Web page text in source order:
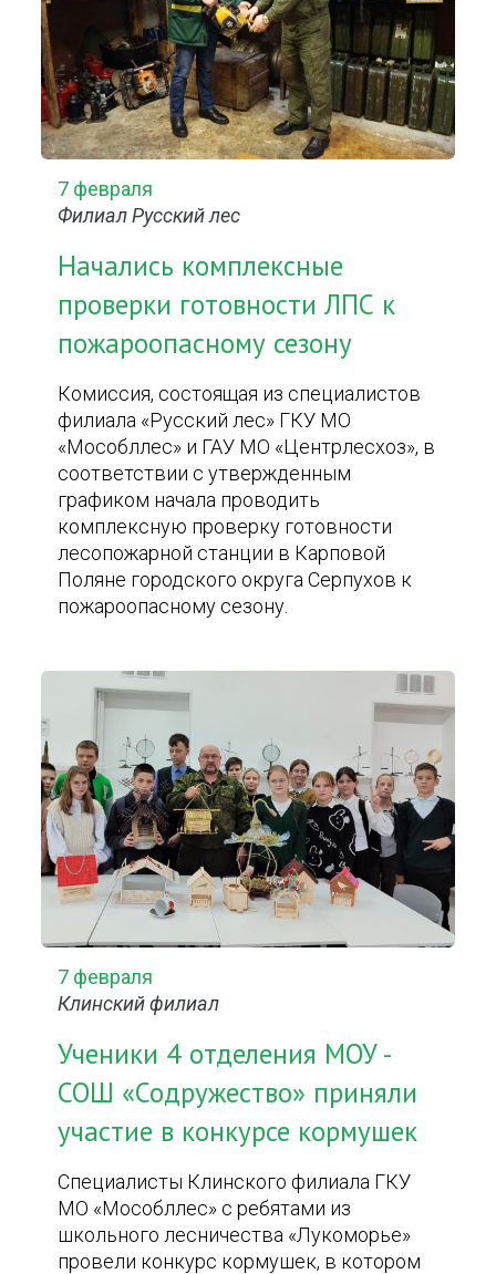
7 февраля
Филиал Русский лес
Начались комплексные
проверки готовности ЛПС к
пожароопасному сезону
Комиссия, состоящая из специалистов
филиала «Русский лес» ГКУ МО
«Мособллес» и ГАУ МО «Центрлесхоз», в
соответствии с утвержденным
графиком начала проводить
комплексную проверку готовности
лесопожарной станции в Карповой
Поляне городского округа Серпухов к
пожароопасному сезону.
7 февраля
Клинский филиал
Ученики 4 отделения МОУ -
СОШ «Содружество» приняли
участие в конкурсе кормушек
Специалисты Клинского филиала ГКУ
МО «Мособллес» с ребятами из
школьного лесничества «Лукоморье»
провели конкурс кормушек, в котором